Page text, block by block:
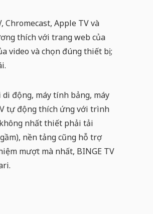
Chromecast, Apple TV và
thích với trang web của
video và chọn đúng thiết bị;
động, máy tính bảng, máy
tự động thích ứng với trình
nhất thiết phải tải
nền tảng cũng hỗ trợ
mượt mà nhất, BINGE TV